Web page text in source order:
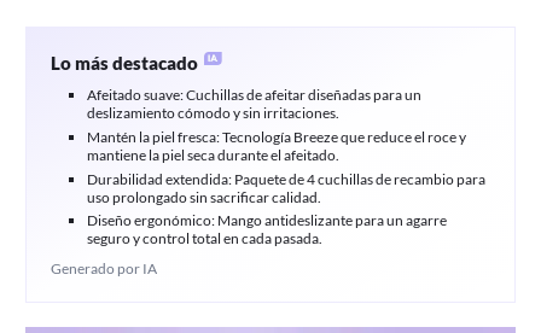
Lo más destacado
Afeitado suave: Cuchillas de afeitar diseñadas para un
deslizamiento cómodo y sin irritaciones.
Mantén la piel fresca: Tecnología Breeze que reduce el roce y
mantiene la piel seca durante el afeitado.
Durabilidad extendida: Paquete de 4 cuchillas de recambio para
uso prolongado sin sacrificar calidad.
Diseño ergonómico: Mango antideslizante para un agarre
seguro y control total en cada pasada.
Generado por IA